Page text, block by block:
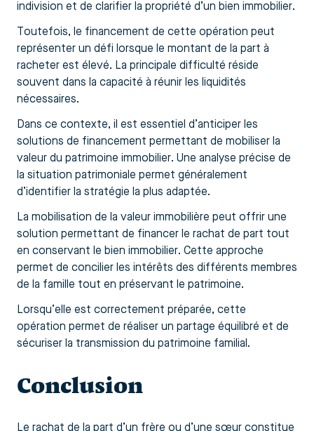
indivision et de clarifier la propriété d’un bien immobilier.
Toutefois, le financement de cette opération peut
représenter un défi lorsque le montant de la part à
racheter est élevé. La principale difficulté réside
souvent dans la capacité à réunir les liquidités
nécessaires.
Dans ce contexte, il est essentiel d’anticiper les
solutions de financement permettant de mobiliser la
valeur du patrimoine immobilier. Une analyse précise de
la situation patrimoniale permet généralement
d’identifier la stratégie la plus adaptée.
La mobilisation de la valeur immobilière peut offrir une
solution permettant de financer le rachat de part tout
en conservant le bien immobilier. Cette approche
permet de concilier les intérêts des différents membres
de la famille tout en préservant le patrimoine.
Lorsqu’elle est correctement préparée, cette
opération permet de réaliser un partage équilibré et de
sécuriser la transmission du patrimoine familial.
Conclusion
Le rachat de la part d’un frère ou d’une sœur constitue